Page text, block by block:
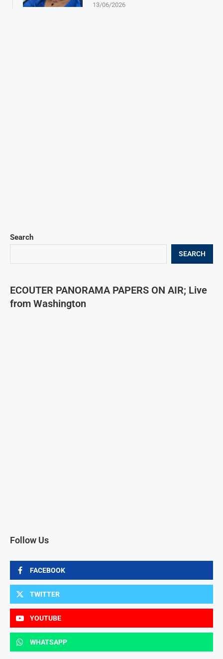
Search
SEARCH
ECOUTER PANORAMA PAPERS ON AIR; Live
from Washington
Follow Us
FACEBOOK
TWITTER
YOUTUBE
WHATSAPP
13/06/2026